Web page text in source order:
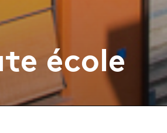
école